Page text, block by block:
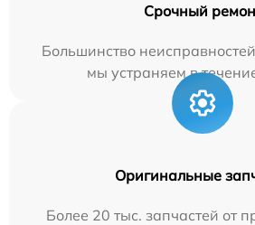
Срочный
Большинство
мы устраняем в
Оригинальные
Более 20 тыс. запчастей от